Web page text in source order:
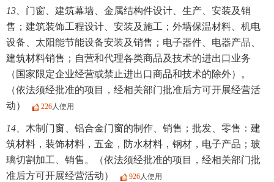
13、 门窗、建筑幕墙、金属结构件设计、生产、安装及销
售；建筑装饰工程设计、安装及施工；外墙保温材料、机电
设备、太阳能节能设备安装及销售；电子器件、电器产品、
建筑材料销售；自营和代理各类商品及技术的进出口业务
（国家限定企业经营或禁止进出口商品和技术的除外）。
（依法须经批准的项目，经相关部门批准后方可开展经营活
动）
226人使用
14、 木制门窗、铝合金门窗的制作、销售；批发、零售：建
筑材料，装饰材料，五金，防水材料，钢材，电子产品；玻
璃切割加工、销售。（依法须经批准的项目，经相关部门批
准后方可开展经营活动）
926人使用